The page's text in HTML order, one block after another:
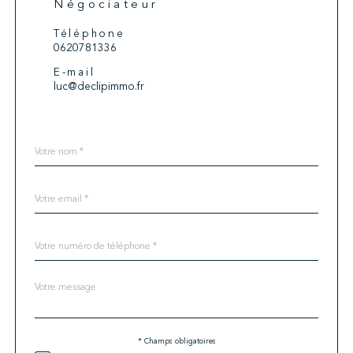
Négociateur
Téléphone
0620781336
E-mail
luc@declipimmo.fr
*
*
*
Fieldset
Message
* Champs obligatoires